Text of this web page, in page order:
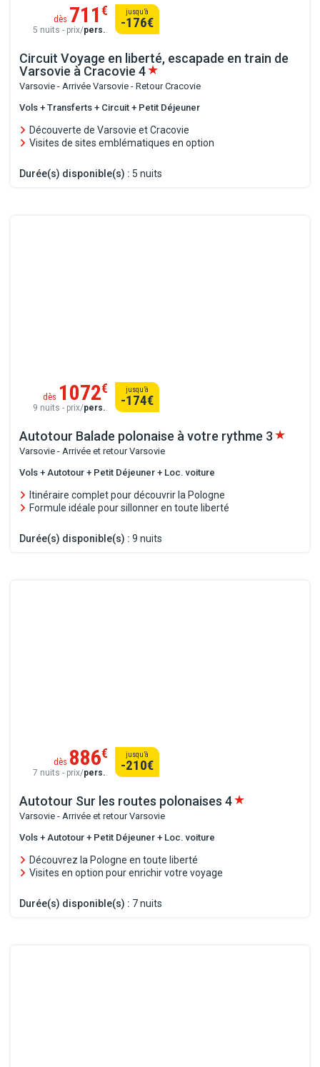
Circuit Voyage en liberté, escapade en train de
Varsovie à Cracovie 4
Varsovie - Arrivée Varsovie - Retour Cracovie
Vols + Transferts + Circuit + Petit Déjeuner
Découverte de Varsovie et Cracovie
Visites de sites emblématiques en option
Durée(s) disponible(s) : 5 nuits
dès 711€
5 nuits - prix/pers..
jusqu’à
-176€
Autotour Balade polonaise à votre rythme 3
Varsovie - Arrivée et retour Varsovie
Vols + Autotour + Petit Déjeuner + Loc. voiture
Itinéraire complet pour découvrir la Pologne
Formule idéale pour sillonner en toute liberté
Durée(s) disponible(s) : 9 nuits
dès 1072€
9 nuits - prix/pers..
jusqu’à
-174€
Autotour Sur les routes polonaises 4
Varsovie - Arrivée et retour Varsovie
Vols + Autotour + Petit Déjeuner + Loc. voiture
Découvrez la Pologne en toute liberté
Visites en option pour enrichir votre voyage
Durée(s) disponible(s) : 7 nuits
dès 886€
7 nuits - prix/pers..
jusqu’à
-210€